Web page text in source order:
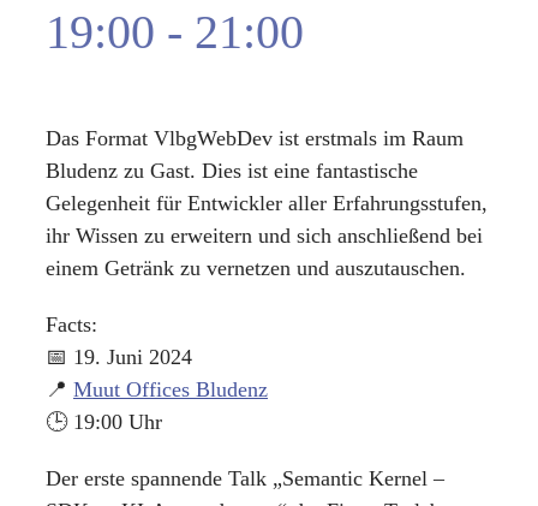
19:00 - 21:00
Das Format VlbgWebDev ist erstmals im Raum
Bludenz zu Gast. Dies ist eine fantastische
Gelegenheit für Entwickler aller Erfahrungsstufen,
ihr Wissen zu erweitern und sich anschließend bei
einem Getränk zu vernetzen und auszutauschen.
Facts:
📅 19. Juni 2024
📍 Muut Offices Bludenz
🕒 19:00 Uhr
Der erste spannende Talk „Semantic Kernel –